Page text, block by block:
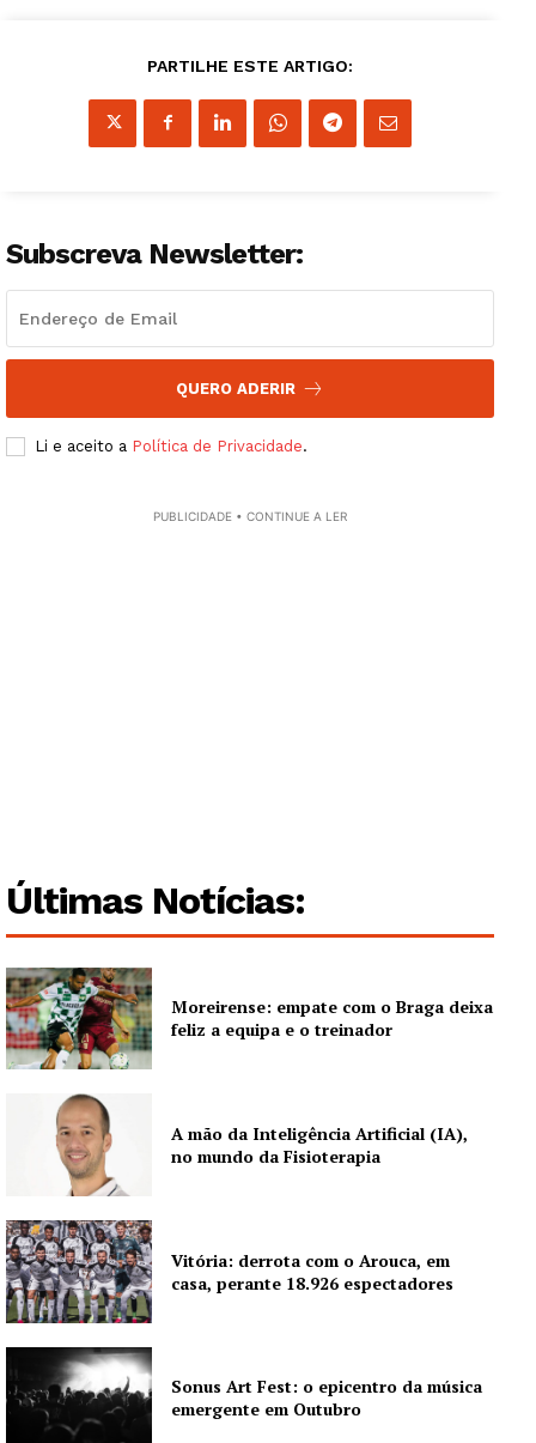
Guimarães, agora!
SUBSCREVA JÁ!
Institucional
Publicidade
PARTILHE ESTE ARTIGO:
Subscreva Newsletter:
QUERO ADERIR
Li e aceito a Política de Privacidade.
PUBLICIDADE • CONTINUE A LER
Últimas Notícias:
Moreirense: empate com o Braga deixa
feliz a equipa e o treinador
A mão da Inteligência Artificial (IA),
no mundo da Fisioterapia
Vitória: derrota com o Arouca, em
casa, perante 18.926 espectadores
Sonus Art Fest: o epicentro da música
emergente em Outubro